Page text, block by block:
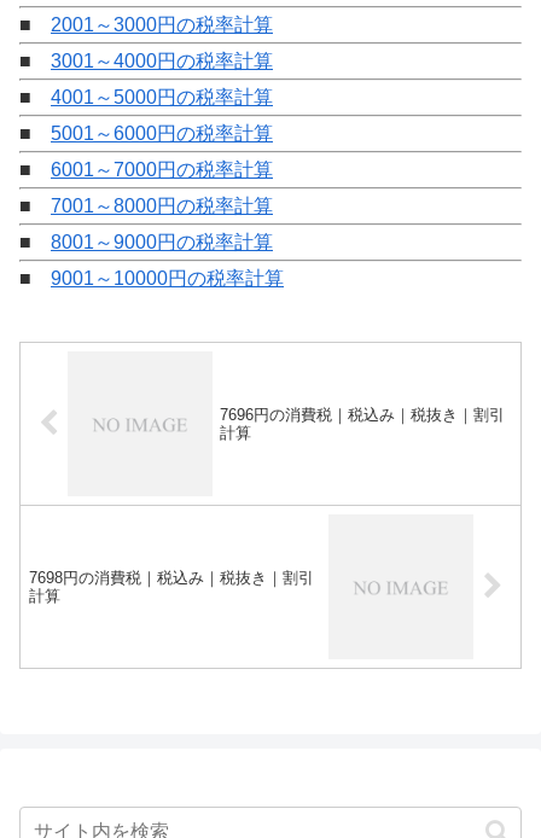
■ 2001～3000円の税率計算
■ 3001～4000円の税率計算
■ 4001～5000円の税率計算
■ 5001～6000円の税率計算
■ 6001～7000円の税率計算
■ 7001～8000円の税率計算
■ 8001～9000円の税率計算
■ 9001～10000円の税率計算
7696円の消費税｜税込み｜税抜き｜割引
計算
7698円の消費税｜税込み｜税抜き｜割引
計算